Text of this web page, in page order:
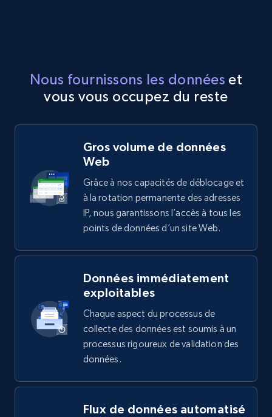
Nous fournissons les données et
vous vous occupez du reste
Gros volume de données
Web
Grâce à nos capacités de déblocage et
à la rotation permanente des adresses
IP, nous garantissons l’accès à tous les
points de données d’un site Web.
Données immédiatement
exploitables
Chaque aspect du processus de
collecte des données est soumis à un
processus rigoureux de validation des
données.
Flux de données automatisé